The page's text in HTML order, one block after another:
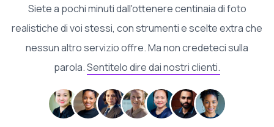
Siete a pochi minuti dall'ottenere centinaia di foto
realistiche di voi stessi, con strumenti e scelte extra che
nessun altro servizio offre. Ma non credeteci sulla
parola.Sentitelo dire dai nostri clienti.